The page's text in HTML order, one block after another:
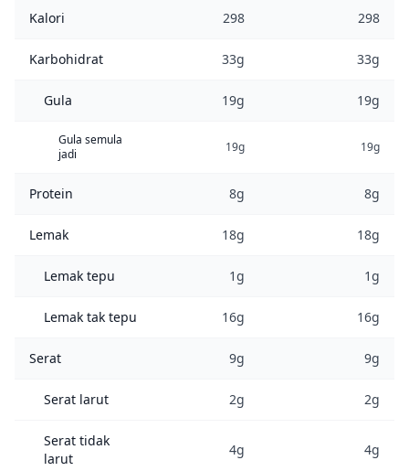
Kalori 298 298
Karbohidrat 33g 33g
Gula 19g 19g
Gula semula
jadi
19g 19g
Protein 8g 8g
Lemak 18g 18g
Lemak tepu 1g 1g
Lemak tak tepu 16g 16g
Serat 9g 9g
Serat larut 2g 2g
Serat tidak
larut
4g 4g